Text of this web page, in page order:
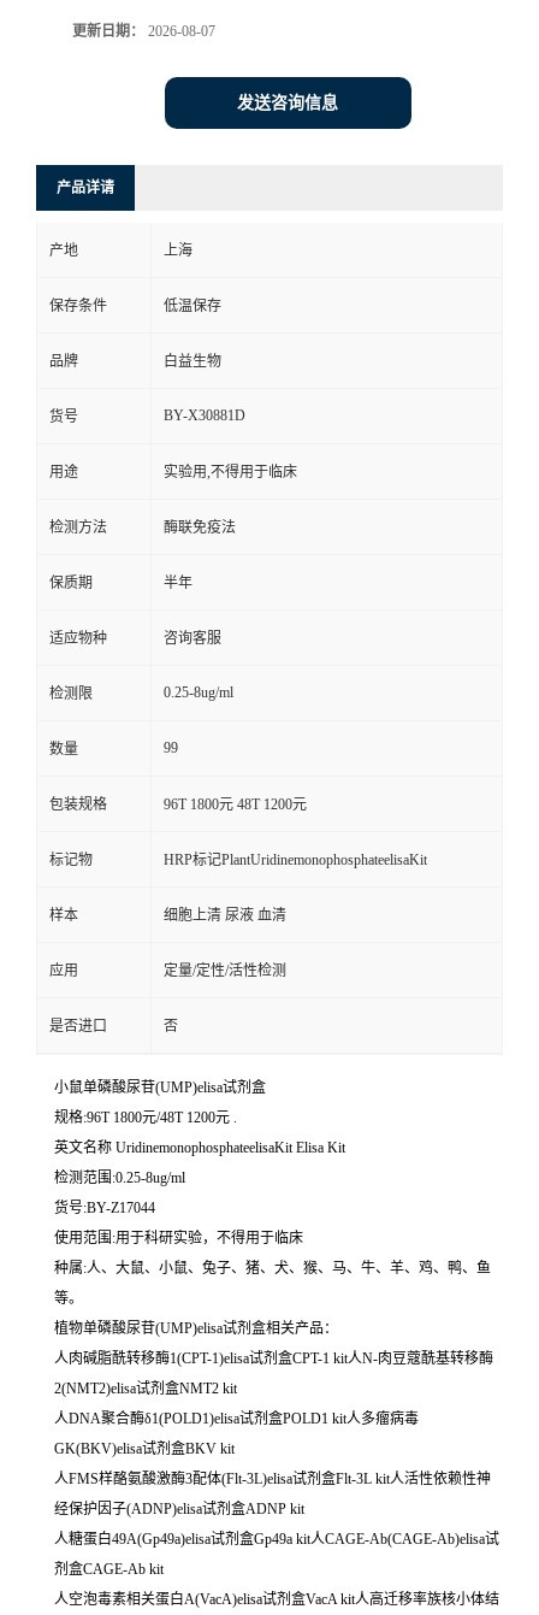
更新日期： 2026-08-07
发送咨询信息
产品详请
产地 上海
保存条件 低温保存
品牌 白益生物
货号 BY-X30881D
用途 实验用,不得用于临床
检测方法 酶联免疫法
保质期 半年
适应物种 咨询客服
检测限 0.25-8ug/ml
数量 99
包装规格 96T 1800元 48T 1200元
标记物 HRP标记PlantUridinemonophosphateelisaKit
样本 细胞上清 尿液 血清
应用 定量/定性/活性检测
是否进口 否
小鼠单磷酸尿苷(UMP)elisa试剂盒
规格:96T 1800元/48T 1200元 .
英文名称 UridinemonophosphateelisaKit Elisa Kit
检测范围:0.25-8ug/ml
货号:BY-Z17044
使用范围:用于科研实验，不得用于临床
种属:人、大鼠、小鼠、兔子、猪、犬、猴、马、牛、羊、鸡、鸭、鱼
等。
植物单磷酸尿苷(UMP)elisa试剂盒相关产品：
人肉碱脂酰转移酶1(CPT-1)elisa试剂盒CPT-1 kit人N-肉豆蔻酰基转移酶
2(NMT2)elisa试剂盒NMT2 kit
人DNA聚合酶δ1(POLD1)elisa试剂盒POLD1 kit人多瘤病毒
GK(BKV)elisa试剂盒BKV kit
人FMS样酪氨酸激酶3配体(Flt-3L)elisa试剂盒Flt-3L kit人活性依赖性神
经保护因子(ADNP)elisa试剂盒ADNP kit
人糖蛋白49A(Gp49a)elisa试剂盒Gp49a kit人CAGE-Ab(CAGE-Ab)elisa试
剂盒CAGE-Ab kit
人空泡毒素相关蛋白A(VacA)elisa试剂盒VacA kit人高迁移率族核小体结